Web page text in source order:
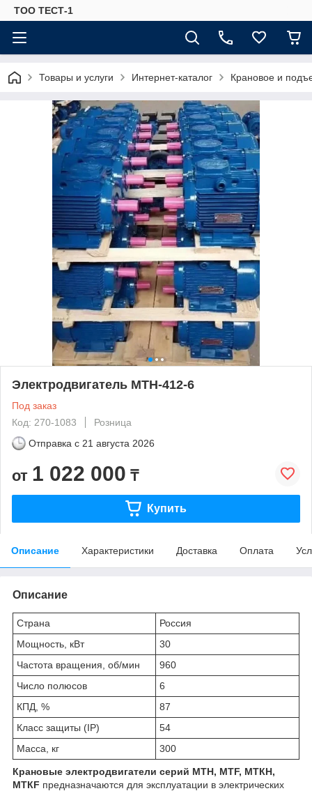
ТОО ТЕСТ-1
Товары и услуги Интернет-каталог Крановое и
Электродвигатель МТН-412-6
Под заказ
Код: 270-1083
Розница
Отправка с 21 августа 2026
от 1 022 000 ₸
Купить
Описание Характеристики Доставка Оплата
Описание
Страна
Россия
Мощность, кВт
30
Частота вращения, об/мин
960
Число полюсов
6
КПД, %
87
Класс защиты (IP)
54
Масса, кг
300
Крановые электродвигатели серий МТН, МТF, МТКН,
МТКF предназначаются для эксплуатации в электрических